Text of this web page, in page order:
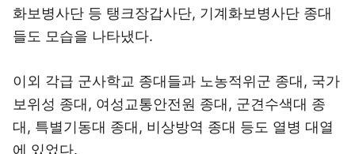
화보병사단 등 탱크장갑사단, 기계화보병사단 종대
들도 모습을 나타냈다.
이외 각급 군사학교 종대들과 노농적위군 종대, 국가
보위성 종대, 여성교통안전원 종대, 군견수색대 종
대, 특별기동대 종대, 비상방역 종대 등도 열병 대열
에 있었다.